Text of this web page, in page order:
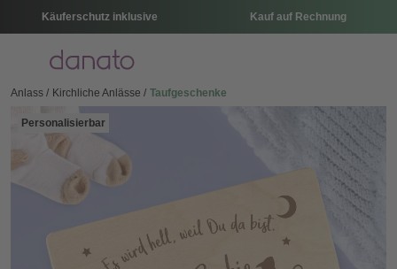
Käuferschutz inklusive Kauf auf Rechnung
Menü
Anlass Kirchliche Anlässe Taufgeschenke
Personalisierbar